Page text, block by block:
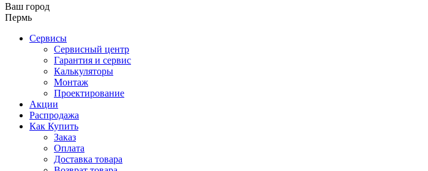
Ваш город
Пермь
Сервисы
Сервисный центр
Гарантия и сервис
Калькуляторы
Монтаж
Проектирование
Акции
Распродажа
Как Купить
Заказ
Оплата
Доставка товара